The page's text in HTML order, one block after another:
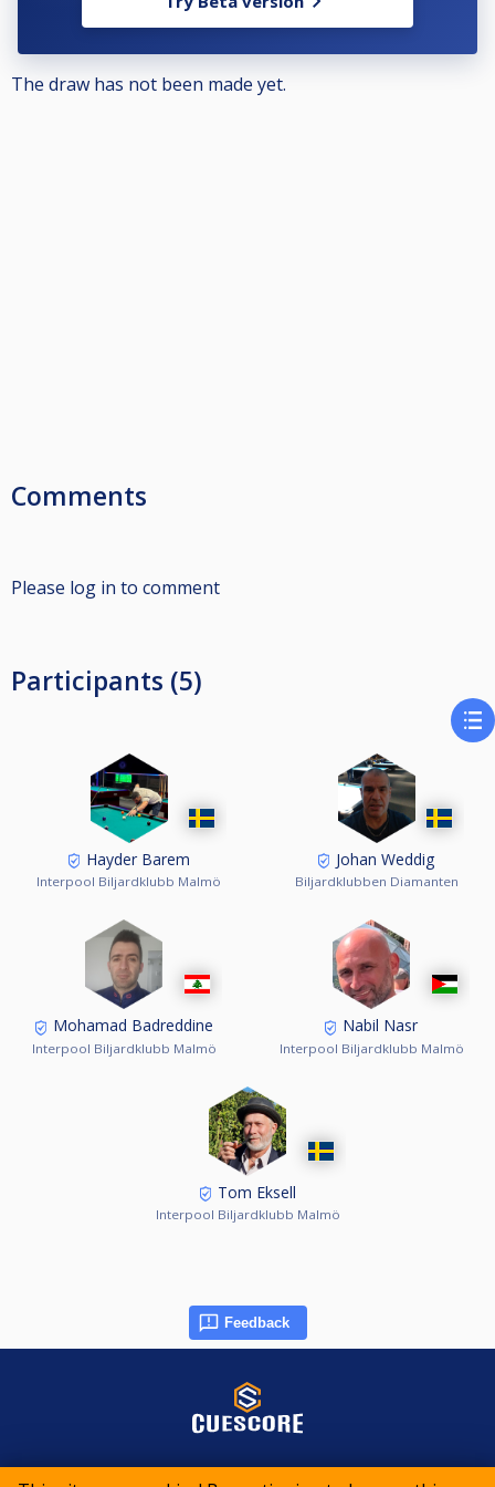
startavgift.
För övrig information berättigad att delta osv, se Nationella och
The draw has not been made yet.
Comments
Please log in to comment
Participants (5)
Hayder Barem
Interpool Biljardklubb Malmö
Johan Weddig
Biljardklubben Diamanten
Mohamad Badreddine
Interpool Biljardklubb Malmö
Nabil Nasr
Interpool Biljardklubb Malmö
Tom Eksell
Interpool Biljardklubb Malmö
Feedback